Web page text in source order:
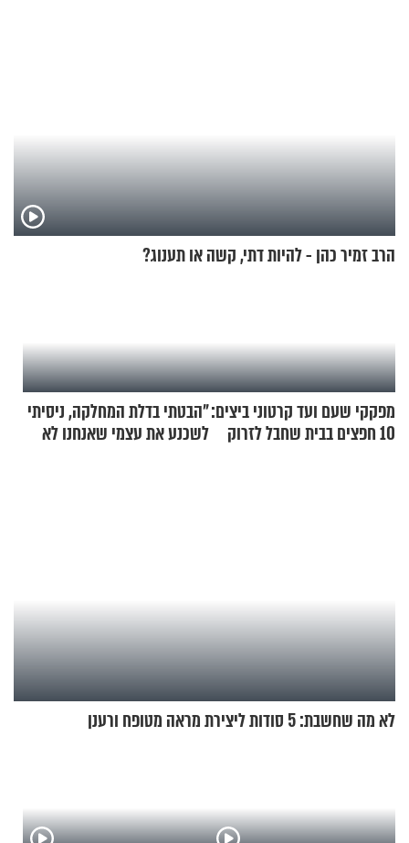
הרב זמיר כהן - להיות דתי, קשה או תענוג?
מפקקי שעם ועד קרטוני ביצים:
10 חפצים בבית שחבל לזרוק
"הבטתי בדלת המחלקה, ניסיתי
לשכנע את עצמי שאנחנו לא
לא מה שחשבת: 5 סודות ליצירת מראה מטופח ורענן